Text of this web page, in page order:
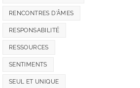
RENCONTRES D'ÂMES
RESPONSABILITÉ
RESSOURCES
SENTIMENTS
SEUL ET UNIQUE